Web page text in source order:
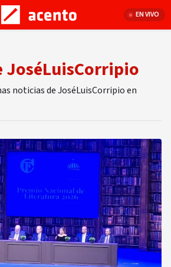
EN VIVO
JoséLuisCorripio
noticias de JoséLuisCorripio en